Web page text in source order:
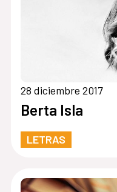
28 diciembre 2017
Berta Isla
LETRAS